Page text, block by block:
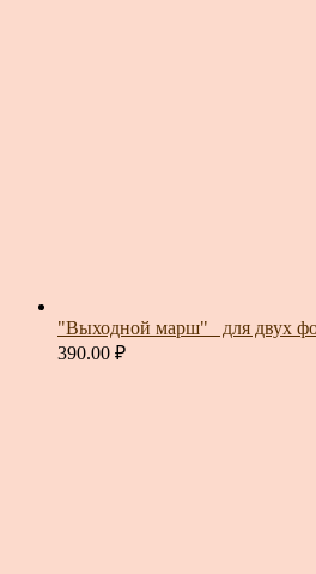
"Выходной марш"_ для двух
390.00 ₽